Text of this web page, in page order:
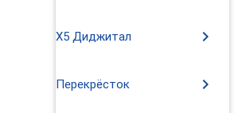
X5 Диджитал chevron_right
Перекрёсток chevron_right